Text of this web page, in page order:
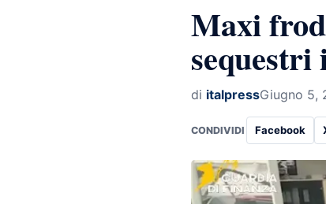
Maxi
di italpressGiugno 5,
CONDIVIDI Facebook